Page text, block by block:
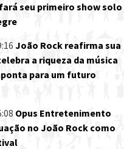
seu primeiro show solo
João Rock reafirma sua
a riqueza da música
para um futuro
Opus Entretenimento
no João Rock como